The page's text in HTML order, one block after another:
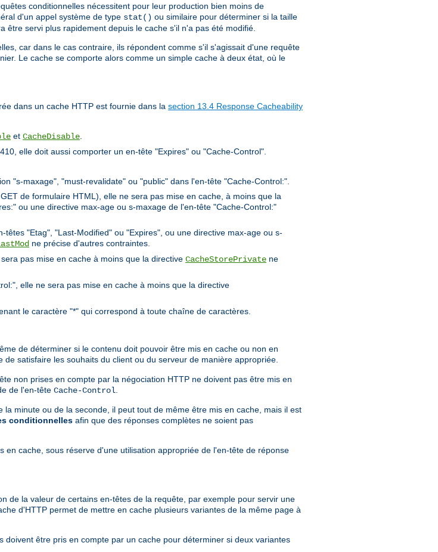
conditionnelles nécessitent pour leur production bien moins de
d'un appel système de type stat() ou similaire pour déterminer si la taille
servi plus rapidement depuis le cache s'il n'a pas été modifié.
car dans le cas contraire, ils répondent comme s'il s'agissait d'une requête
Le cache se comporte alors comme un simple cache à deux état, où le
dans un cache HTTP est fournie dans la section 13.4 Response Cacheability
et CacheDisable
elle doit aussi comporter un en-tête "Expires" ou "Cache-Control".
"s-maxage", "must-revalidate" ou "public" dans l'en-tête "Cache-Control:".
de formulaire HTML), elle ne sera pas mise en cache, à moins que la
ou une directive max-age ou s-maxage de l'en-tête "Cache-Control:"
"Etag", "Last-Modified" ou "Expires", ou une directive max-age ou s-
ne précise d'autres contraintes.
pas mise en cache à moins que la directive CacheStorePrivate ne
elle ne sera pas mise en cache à moins que la directive
le caractère "*" qui correspond à toute chaîne de caractères.
de déterminer si le contenu doit pouvoir être mis en cache ou non en
de satisfaire les souhaits du client ou du serveur de manière appropriée.
non prises en compte par la négociation HTTP ne doivent pas être mis en
de l'en-tête Cache-Control
minute ou de la seconde, il peut tout de même être mis en cache, mais il est
conditionnelles afin que des réponses complètes ne soient pas
cache, sous réserve d'une utilisation appropriée de l'en-tête de réponse
de la valeur de certains en-têtes de la requête, par exemple pour servir une
d'HTTP permet de mettre en cache plusieurs variantes de la même page à
doivent être pris en compte par un cache pour déterminer si deux variantes